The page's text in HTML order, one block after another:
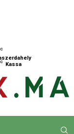
C
C Kassa